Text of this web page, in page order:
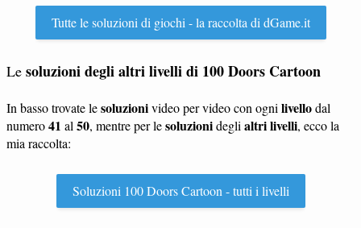
Tutte le soluzioni di giochi - la raccolta di dGame.it
Le soluzioni degli altri livelli di 100 Doors Cartoon
In basso trovate lesoluzionivideo per video con ogni livellodal
numero41 al 50, mentre per lesoluzionidegli altri livelli, ecco la
mia raccolta:
Soluzioni 100 Doors Cartoon - tutti i livelli